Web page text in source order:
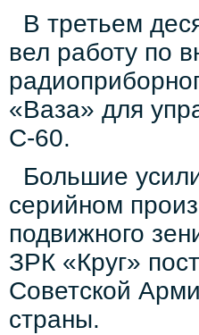
В третьем
вел работу по
«Ваза» для
С-60.
Большие
серийном
подвижного
ЗРК «Круг»
Советской
страны.